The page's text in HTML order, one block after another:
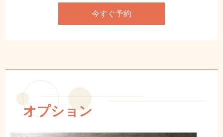
今すぐ予約
オプション